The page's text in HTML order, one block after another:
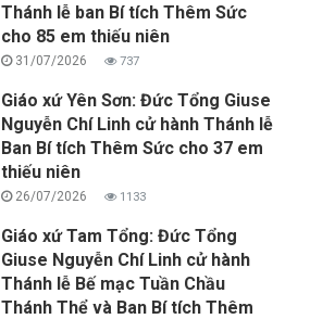
Thánh lễ ban Bí tích Thêm Sức
cho 85 em thiếu niên
31/07/2026 737
Giáo xứ Yên Sơn: Đức Tổng Giuse
Nguyễn Chí Linh cử hành Thánh lễ
Ban Bí tích Thêm Sức cho 37 em
thiếu niên
26/07/2026 1133
Giáo xứ Tam Tổng: Đức Tổng
Giuse Nguyễn Chí Linh cử hành
Thánh lễ Bế mạc Tuần Chầu
Thánh Thể và Ban Bí tích Thêm